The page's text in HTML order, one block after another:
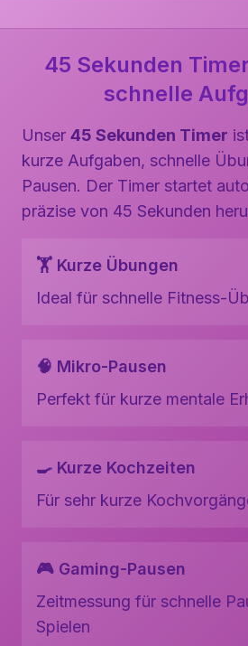
45 Sekunden
schnelle
Unser 45 Sekunden Timer
kurze Aufgaben, schnelle
Pausen. Der Timer startet
präzise von 45 Sekunden
🏋️ Kurze Übungen
Ideal für schnelle Fitness-
🧠 Mikro-Pausen
Perfekt für kurze mentale
🍳 Kurze Kochzeiten
Für sehr kurze
🎮 Gaming-Pausen
Zeitmessung für schnelle
Spielen